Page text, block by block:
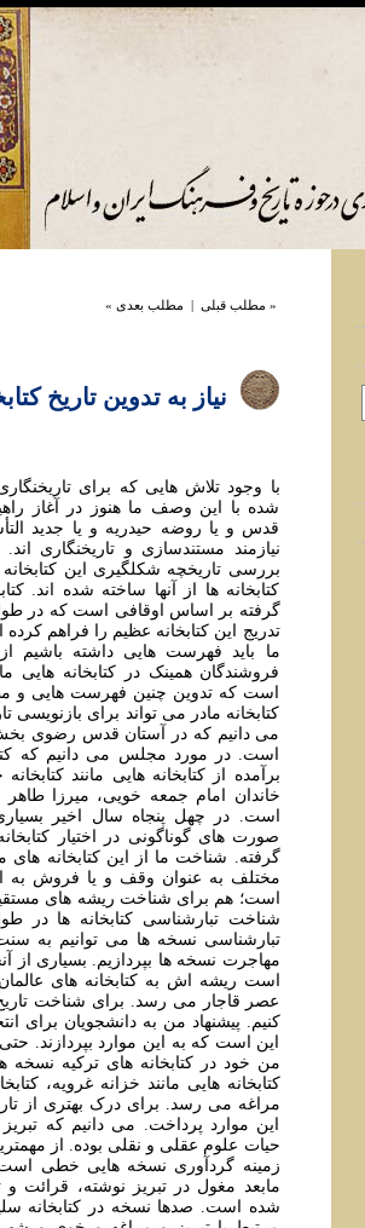
« مطلب قبلی | مطلب بعدی »
نياز به تدوين تاريخ
با وجود تلاش هایی که برای
شده با اين وصف ما هنوز در آغاز
قدس و يا روضه حيدريه و يا جديد
نيازمند مستندسازی و تاريخنگاری
بررسی تاريخچه شکلگيری اين
کتابخانه ها از آنها ساخته شده اند.
گرفته بر اساس اوقافی است که در
تدريج اين کتابخانه عظيم را فراهم
ما بايد فهرست هایی داشته باشيم
فروشندگان همينک در کتابخانه
است که تدوين چنين فهرست هایی و
کتابخانه مادر می تواند برای بازنويسی
می دانيم که در آستان قدس رضوی
است. در مورد مجلس می دانيم که
برآمده از کتابخانه هایی مانند
خاندان امام جمعه خویی، ميرزا طاهر
است. در چهل پنجاه سال اخير
صورت های گوناگونی در اختيار
گرفته. شناخت ما از اين کتابخانه
مختلف به عنوان وقف و یا فروش به
است؛ هم برای شناخت ريشه های
شناخت تبارشناسی کتابخانه ها در
تبارشناسی نسخه ها می توانيم به
مهاجرت نسخه ها بپردازيم. بسياری از
است ريشه اش به کتابخانه های
عصر قاجار می رسد. برای شناخت تاريخ
کنيم. پيشنهاد من به دانشجويان برای
اين است که به اين موارد بپردازند. حتی
من خود در کتابخانه های ترکيه نسخه
کتابخانه هایی مانند خزانه غرويه،
مراغه می رسد. برای درک بهتری از
اين موارد پرداخت. می دانيم که
حيات علوم عقلی و نقلی بوده. از
زمينه گردآوری نسخه هایی خطی
مابعد مغول در تبريز نوشته، قرائت
شده است. صدها نسخه در کتابخانه